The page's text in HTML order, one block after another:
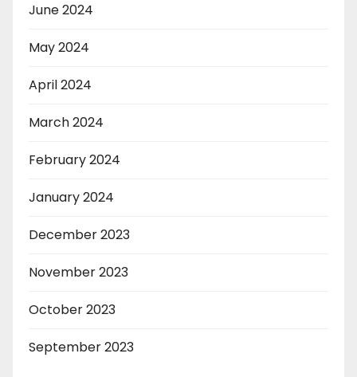
June 2024
May 2024
April 2024
March 2024
February 2024
January 2024
December 2023
November 2023
October 2023
September 2023